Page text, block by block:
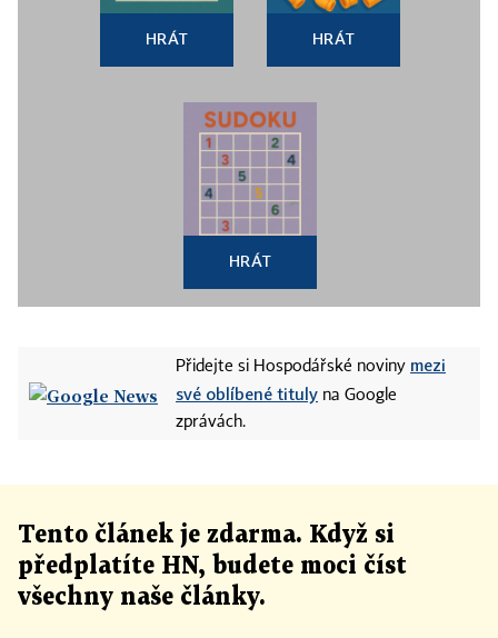
HRÁT HRÁT
HRÁT
Přidejte si Hospodářské noviny mezi
své oblíbené tituly na Google
zprávách.
Tento článek je zdarma. Když si
předplatíte HN, budete moci číst
všechny naše články.